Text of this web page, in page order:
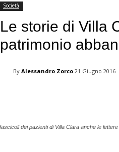
Recover
Società
Le storie di Villa
patrimonio
By Alessandro Zorco 21 Giugno 2016
dei pazienti di Villa Clara anche le